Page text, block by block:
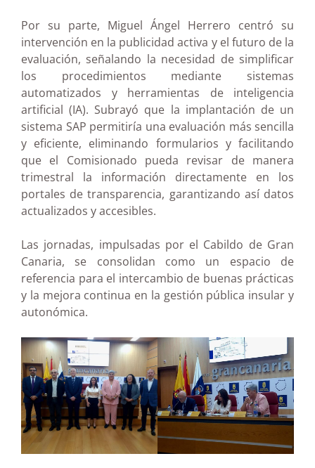
Por su parte, Miguel Ángel Herrero centró su
intervención en la publicidad activa y el futuro de la
evaluación, señalando la necesidad de simplificar
los procedimientos mediante sistemas
automatizados y herramientas de inteligencia
artificial (IA). Subrayó que la implantación de un
sistema SAP permitiría una evaluación más sencilla
y eficiente, eliminando formularios y facilitando
que el Comisionado pueda revisar de manera
trimestral la información directamente en los
portales de transparencia, garantizando así datos
actualizados y accesibles.
Las jornadas, impulsadas por el Cabildo de Gran
Canaria, se consolidan como un espacio de
referencia para el intercambio de buenas prácticas
y la mejora continua en la gestión pública insular y
autonómica.